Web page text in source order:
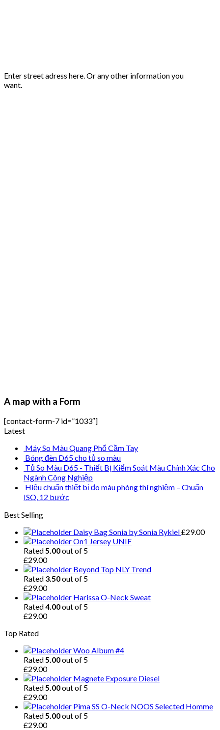
Enter street adress here. Or any other information you
want.
A map with a Form
[contact-form-7 id=”1033″]
Latest
Máy So Màu Quang Phổ Cầm Tay
Bóng đèn D65 cho tủ so màu
Tủ So Màu D65 - Thiết Bị Kiểm Soát Màu Chính Xác Cho
Ngành Công Nghiệp
Hiệu chuẩn thiết bị đo màu phòng thí nghiệm – Chuẩn
ISO, 12 bước
Best Selling
Daisy Bag Sonia by Sonia Rykiel£29.00
On1 Jersey UNIF
Rated 5.00out of 5
£29.00
Beyond Top NLY Trend
Rated 3.50out of 5
£29.00
Harissa O-Neck Sweat
Rated4.00out of 5
£29.00
Top Rated
Woo Album #4
Rated 5.00out of 5
£29.00
Magnete Exposure Diesel
Rated 5.00out of 5
£29.00
Pima SS O-Neck NOOS Selected Homme
Rated 5.00out of 5
£29.00